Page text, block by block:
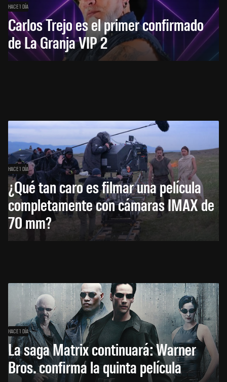
HACE 1 DÍA
Carlos Trejo es el primer confirmado
de La Granja VIP 2
HACE 1 DÍA
¿Qué tan caro es filmar una película
completamente con cámaras IMAX de
70 mm?
HACE 1 DÍA
La saga Matrix continuará: Warner
Bros. confirma la quinta película